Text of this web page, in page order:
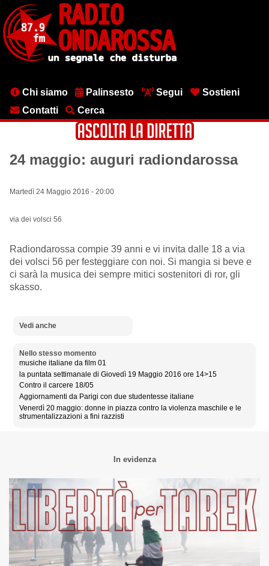
contenuto
principale
MenuChi siamo Palinsesto Segui
Sostieni
Contatti
Cerca
24 maggio: auguri radiondarossa
Martedì 24 Maggio 2016 - 20:00
via dei volsci 56
Radiondarossa compie 39 anni e vi invita dalle 18 a via
dei volsci 56 per festeggiare con noi. Si mangia si beve e
ci sarà la musica dei sempre mitici sostenitori di ror, gli
skasso.
Vedi anche
Nello stesso momento
musiche italiane da film 01
la puntata settimanale di Giovedì 19 Maggio 2016 ore 14>15
Contro il carcere 18/05
Aggiornamenti da Parigi con due studentesse italiane
Venerdì 20 maggio: donne in piazza contro la violenza maschile e le
strumentalizzazioni a fini razzisti
In evidenza